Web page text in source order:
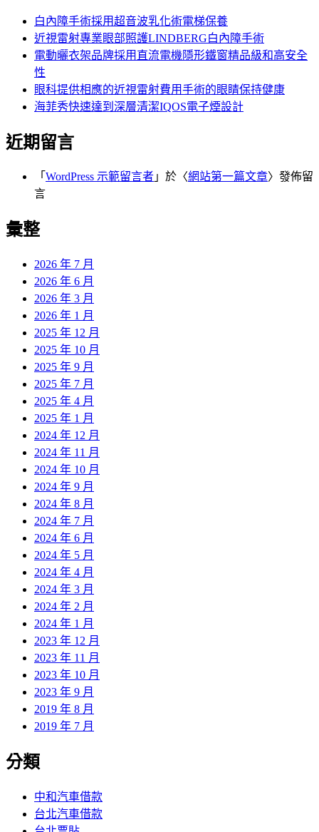
白內障手術採用超音波乳化術電梯保養
近視雷射專業眼部照護LINDBERG白內障手術
電動曬衣架品牌採用直流電機隱形鐵窗精品級和高安全
性
眼科提供相應的近視雷射費用手術的眼睛保持健康
海菲秀快速達到深層清潔IQOS電子煙設計
近期留言
「 WordPress 示範留言者 」於〈網站第一篇文章〉發佈留
言
彙整
2026 年 7 月
2026 年 6 月
2026 年 3 月
2026 年 1 月
2025 年 12 月
2025 年 10 月
2025 年 9 月
2025 年 7 月
2025 年 4 月
2025 年 1 月
2024 年 12 月
2024 年 11 月
2024 年 10 月
2024 年 9 月
2024 年 8 月
2024 年 7 月
2024 年 6 月
2024 年 5 月
2024 年 4 月
2024 年 3 月
2024 年 2 月
2024 年 1 月
2023 年 12 月
2023 年 11 月
2023 年 10 月
2023 年 9 月
2019 年 8 月
2019 年 7 月
分類
中和汽車借款
台北汽車借款